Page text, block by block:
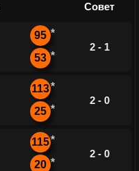
Совет
95 *
53 *
2 - 1
113*
25 *
2 - 0
115*
20 *
2 - 0